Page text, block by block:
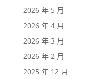
2026 年 5 月
2026 年 4 月
2026 年 3 月
2026 年 2 月
2025 年 12 月